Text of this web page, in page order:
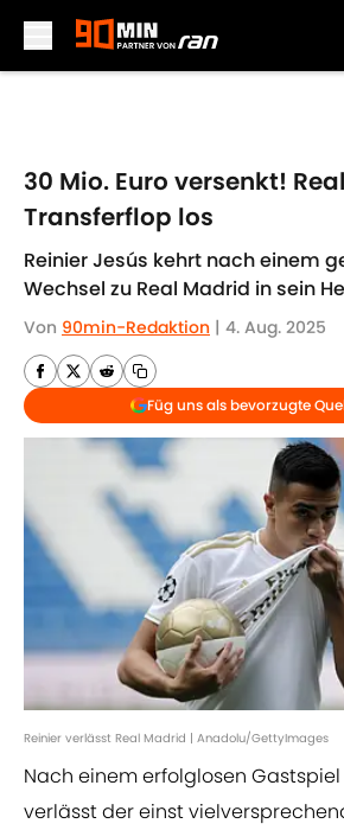
30 Mio. Euro versenkt!
Transferflop los
Reinier Jesús kehrt nach einem
Wechsel zu Real Madrid in sein
Von 90min-Redaktion | 4. Aug. 2025
Füg uns als bevorzugte
Reinier verlässt Real Madrid | Anadolu/GettyImages
Nach einem erfolglosen
verlässt der einst